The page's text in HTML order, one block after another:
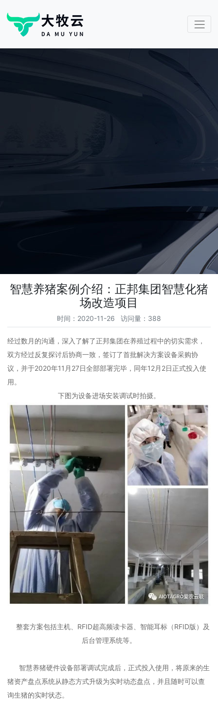
智慧养猪案例介绍：正邦集团智慧化猪
场改造项目
时间：2020-11-26 访问量：388
经过数月的沟通，深入了解了正邦集团在养殖过程中的切实需求，
双方经过反复探讨后协商一致，签订了首批解决方案设备采购协
议，并于2020年11月27日全部部署完毕，同年12月2日正式投入使
用。
下图为设备进场安装调试时拍摄。
整套方案包括主机、RFID超高频读卡器、智能耳标（RFID版）及
后台管理系统等。
智慧养猪硬件设备部署调试完成后，正式投入使用，将原来的生
猪资产盘点系统从静态方式升级为实时动态盘点，并且随时可以查
询生猪的实时状态。